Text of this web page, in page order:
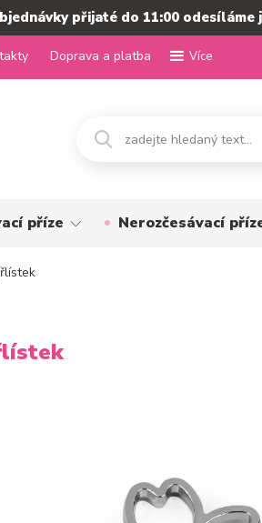
přijaté do 11:00 odesíláme
Doprava a platba Více
příze Nerozčesávací